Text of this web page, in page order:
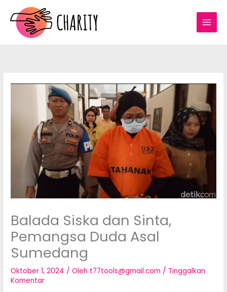
konten
Balada Siska dan Sinta,
Pemangsa Duda Asal
Sumedang
Oktober 1, 2024 / Oleh t77tools@gmail.com / Tinggalkan
Komentar